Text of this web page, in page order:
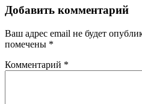
по
записям
Добавить комментарий
Ваш адрес email не будет
помечены *
Комментарий *